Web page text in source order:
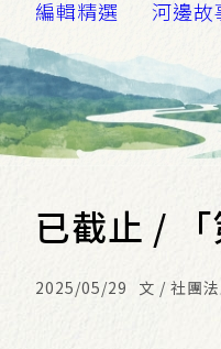
編輯精選 河邊故
已截止 /
2025/05/29 文 / 社團